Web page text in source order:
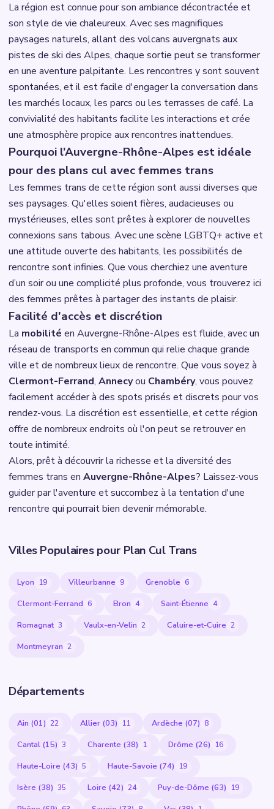
La région est connue pour son ambiance décontractée et
son style de vie chaleureux. Avec ses magnifiques
paysages naturels, allant des volcans auvergnats aux
pistes de ski des Alpes, chaque sortie peut se transformer
en une aventure palpitante. Les rencontres y sont souvent
spontanées, et il est facile d'engager la conversation dans
les marchés locaux, les parcs ou les terrasses de café. La
convivialité des habitants facilite les interactions et crée
une atmosphère propice aux rencontres inattendues.
Pourquoi l’Auvergne-Rhône-Alpes est idéale
pour des plans cul avec femmes trans
Les femmes trans de cette région sont aussi diverses que
ses paysages. Qu'elles soient fières, audacieuses ou
mystérieuses, elles sont prêtes à explorer de nouvelles
connexions sans tabous. Avec une scène LGBTQ+ active et
une attitude ouverte des habitants, les possibilités de
rencontre sont infinies. Que vous cherchiez une aventure
d’un soir ou une complicité plus profonde, vous trouverez ici
des femmes prêtes à partager des instants de plaisir.
Facilité d'accès et discrétion
La mobilité en Auvergne-Rhône-Alpes est fluide, avec un
réseau de transports en commun qui relie chaque grande
ville et de nombreux lieux de rencontre. Que vous soyez à
Clermont-Ferrand, Annecyou Chambéry, vous pouvez
facilement accéder à des spots prisés et discrets pour vos
rendez-vous. La discrétion est essentielle, et cette région
offre de nombreux endroits où l'on peut se retrouver en
toute intimité.
Alors, prêt à découvrir la richesse et la diversité des
femmes trans en Auvergne-Rhône-Alpes? Laissez-vous
guider par l'aventure et succombez à la tentation d'une
rencontre qui pourrait bien devenir mémorable.
Villes Populaires pour Plan Cul Trans
Lyon 19 Villeurbanne 9 Grenoble 6
Clermont-Ferrand 6 Bron 4 Saint-Étienne 4
Romagnat 3 Vaulx-en-Velin 2 Caluire-et-Cuire 2
Montmeyran 2
Départements
Ain (01) 22 Allier (03) 11 Ardèche (07) 8
Cantal (15) 3 Charente (38) 1 Drôme (26) 16
Haute-Loire (43) 5 Haute-Savoie (74) 19
Isère (38) 35 Loire (42) 24 Puy-de-Dôme (63) 19